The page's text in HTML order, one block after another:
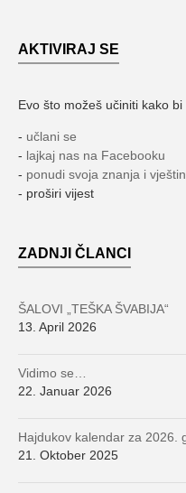
AKTIVIRAJ SE
Evo što možeš učiniti kako
- učlani se
- lajkaj nas na Facebooku
- ponudi svoja znanja i
- proširi vijest
ZADNJI ČLANCI
ŠALOVI „TEŠKA ŠVABIJA“
13. April 2026
Vidimo se…
22. Januar 2026
Hajdukov kalendar za 2026.
21. Oktober 2025